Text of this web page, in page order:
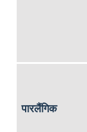
पारलैंगिक